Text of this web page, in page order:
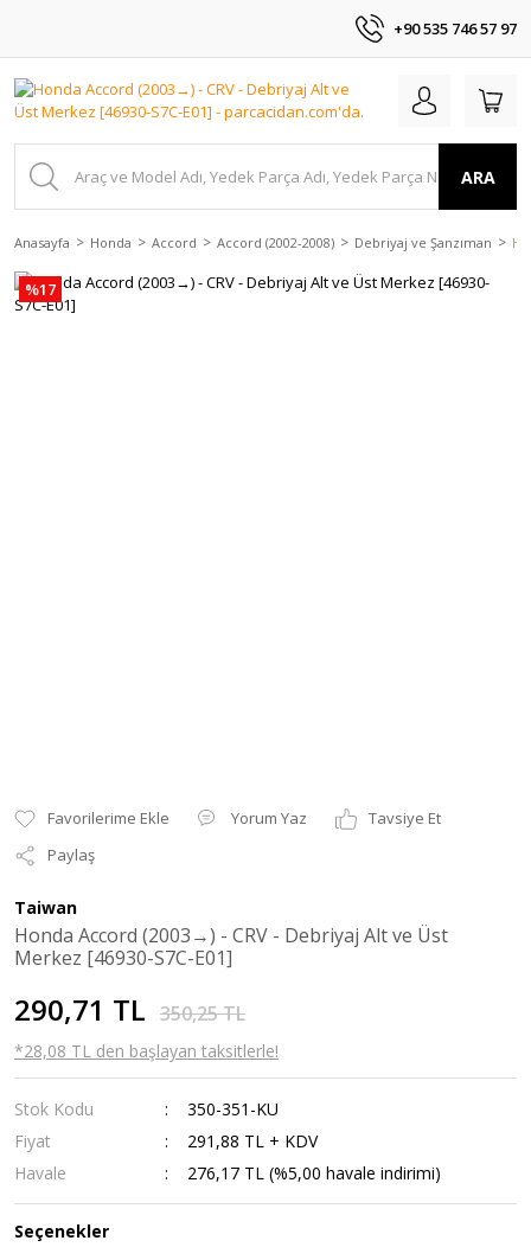
+90 535 746 57 97
ARA
Anasayfa Honda Accord Accord (2002-2008) Debriyaj ve Şanzıman
%17
Yorum Yaz
Tavsiye Et
Paylaş
Taiwan
Honda Accord (2003→) - CRV - Debriyaj Alt ve Üst
Merkez [46930-S7C-E01]
290,71 TL 350,25 TL
*28,08 TL den başlayan taksitlerle!
Stok Kodu
350-351-KU
Fiyat
291,88 TL + KDV
Havale
276,17 TL (%5,00 havale indirimi)
Seçenekler